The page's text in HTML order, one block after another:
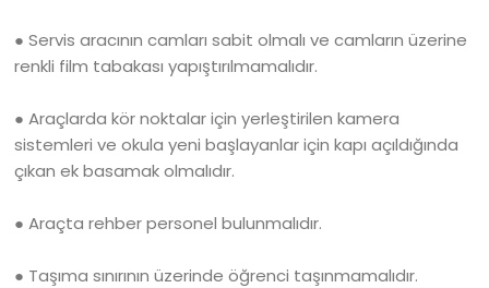
● Servis aracının camları sabit olmalı ve camların üzerine
renkli film tabakası yapıştırılmamalıdır.
● Araçlarda kör noktalar için yerleştirilen kamera
sistemleri ve okula yeni başlayanlar için kapı açıldığında
çıkan ek basamak olmalıdır.
● Araçta rehber personel bulunmalıdır.
● Taşıma sınırının üzerinde öğrenci taşınmamalıdır.